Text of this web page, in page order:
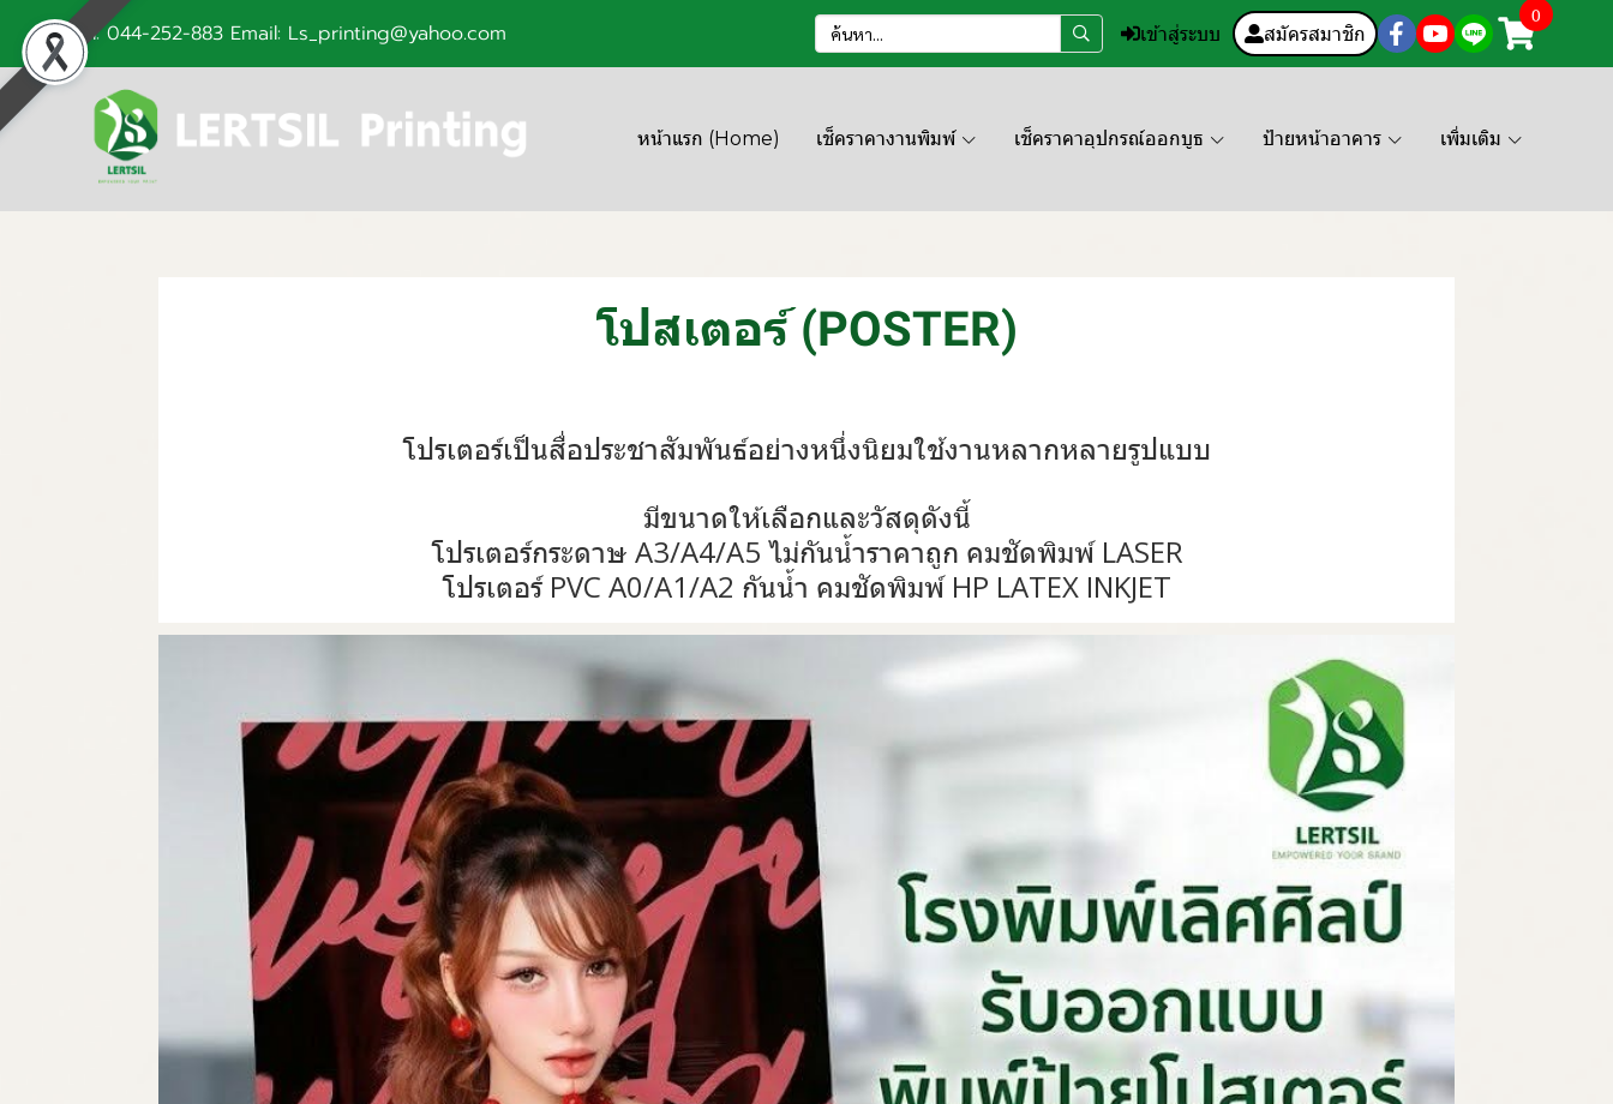
Tel: 044-252-883 Email: Ls_printing@yahoo.com เข้าสู่ระบบ สมัครสมาชิก
0
หน้าแรก (Home) เช็คราคางานพิมพ์ เช็คราคาอุปกรณ์ออกบูธ ป้ายหน้าอาคาร เพิ่มเติม
โปสเตอร์ (POSTER)
โปรเตอร์เป็นสื่อประชาสัมพันธ์อย่างหนึ่งนิยมใช้งานหลากหลายรูปแบบ
มีขนาดให้เลือกและวัสดุดังนี้
โปรเตอร์กระดาษ A3/A4/A5 ไม่กันน้ำราคาถูก คมชัดพิมพ์ LASER
โปรเตอร์ PVC A0/A1/A2 กันน้ำ คมชัดพิมพ์ HP LATEX INKJET